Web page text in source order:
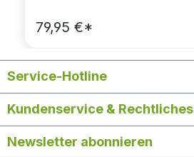
79,95 €*
Service-Hotline
Kundenservice & Rechtliches
Newsletter abonnieren